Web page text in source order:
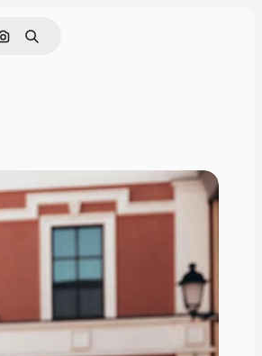
Søg efter billede
Søge